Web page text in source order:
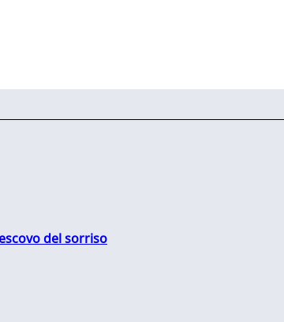
del sorriso